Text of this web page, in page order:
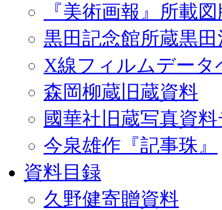
『美術画報』所載
黒田記念館所蔵黒
X線フィルムデータ
森岡柳蔵旧蔵資料
國華社旧蔵写真資
今泉雄作『記事珠』
資料目録
久野健寄贈資料